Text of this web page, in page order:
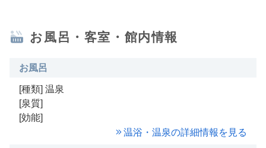
お風呂・客室・館内情報
お風呂
[種類] 温泉
[泉質]
[効能]
温浴・温泉の詳細情報を見る